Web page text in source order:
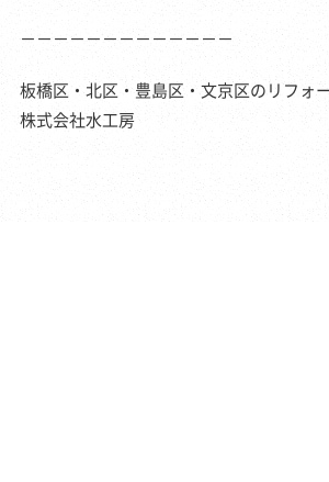
－－－－－－－－－－－－－
板橋区・北区・豊島区・文京区のリフォ
株式会社水工房